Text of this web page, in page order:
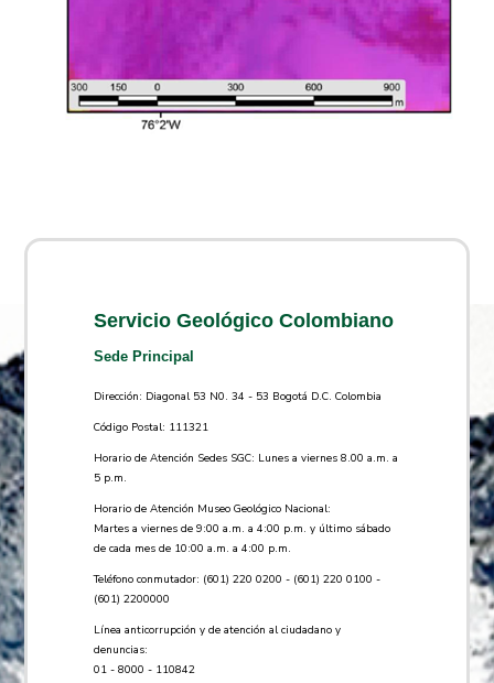
Servicio Geológico Colombiano
Sede Principal
Dirección: Diagonal 53 N0. 34 - 53 Bogotá D.C. Colombia
Código Postal: 111321
Horario de Atención Sedes SGC: Lunes a viernes 8.00 a.m. a
5 p.m.
Horario de Atención Museo Geológico Nacional:
Martes a viernes de 9:00 a.m. a 4:00 p.m. y último sábado
de cada mes de 10:00 a.m. a 4:00 p.m.
Teléfono conmutador: (601) 220 0200 - (601) 220 0100 -
(601) 2200000
Línea anticorrupción y de atención al ciudadano y
denuncias:
01 - 8000 - 110842